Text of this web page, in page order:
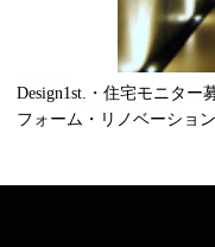
Design1st.・住宅モニター
フォーム・リノベーショ